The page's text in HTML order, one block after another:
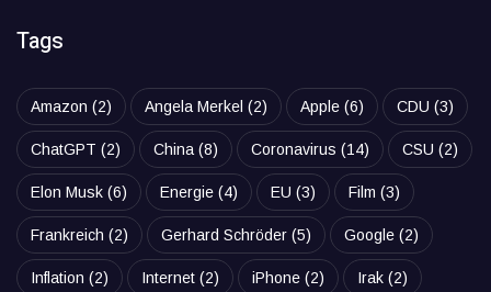
Tags
Amazon (2) Angela Merkel (2) Apple (6) CDU (3)
ChatGPT (2) China (8) Coronavirus (14) CSU (2)
Elon Musk (6) Energie (4) EU (3) Film (3)
Frankreich (2) Gerhard Schröder (5) Google (2)
Inflation (2) Internet (2) iPhone (2) Irak (2)